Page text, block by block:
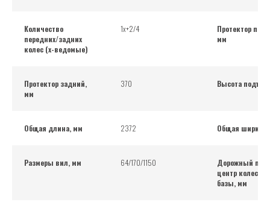
Количество
передних/задних
колес (х-ведомые)
1х+2/4
Протектор
мм
Протектор задний,
мм
370 Высота
Общая длина, мм 2372 Общая
Размеры вил, мм 64/170/1150
Дорожный
центр колесной
базы, мм